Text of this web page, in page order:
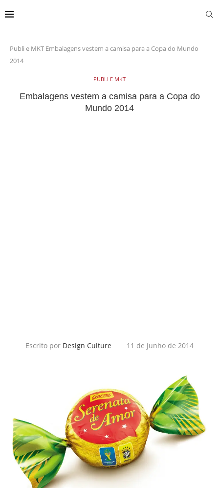
Publi e MKT Embalagens vestem a camisa para a Copa do Mundo
2014
PUBLI E MKT
Embalagens vestem a camisa para a Copa do
Mundo 2014
Escrito por Design Culture 11 de junho de 2014